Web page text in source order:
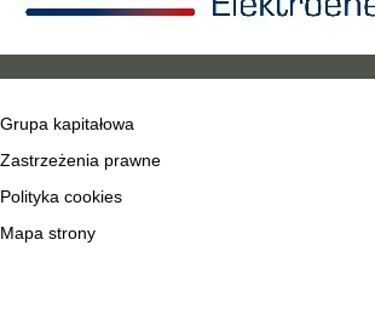
Grupa kapitałowa
Zastrzeżenia prawne
Polityka cookies
Mapa strony